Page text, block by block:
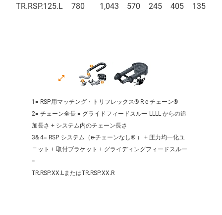
TR.RSP.125.L
780 1,043 570 245 405 135
1= RSP用マッチング・トリフレックス® R e チェーン®
2= チェーン全長 = グライドフィードスルー LLLL からの追
加長さ + システム内のチェーン長さ
3& 4= RSP システム（e-チェーンなし® ） + 圧力均一化ユ
ニット + 取付ブラケット + グライディングフィードスルー
=
TR.RSP.XX.LまたはTR.RSP.XX.R